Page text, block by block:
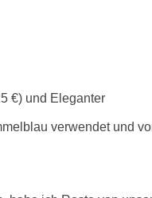
€) und Eleganter
verwendet und